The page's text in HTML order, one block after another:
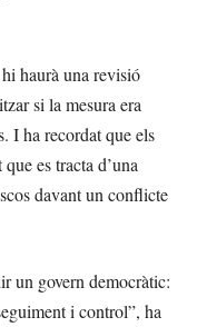
haurà una revisió
si la mesura era
I ha recordat que els
es tracta d’una
davant un conflicte
un govern democràtic:
i control”, ha